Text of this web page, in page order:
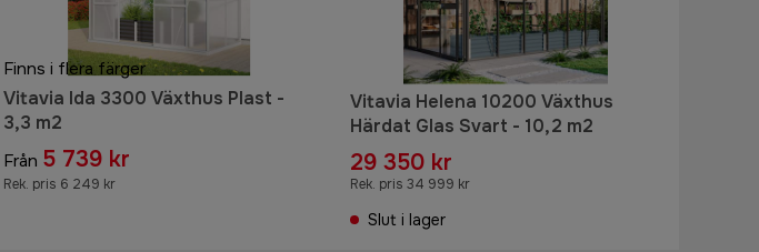
Finns i flera färger
Vitavia Ida 3300 Växthus Plast -
3,3 m2
Från 5 739 kr
Rek. pris 6 249 kr
Vitavia Helena 10200 Växthus
Härdat Glas Svart - 10,2 m2
29 350 kr
Rek. pris 34 999 kr
Slut i lager